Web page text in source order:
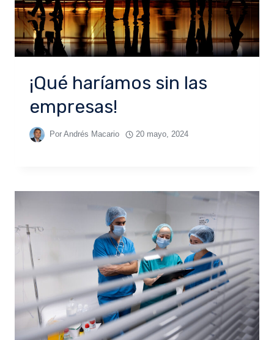
¡Qué haríamos sin las
empresas!
Por Andrés Macario 20 mayo, 2024